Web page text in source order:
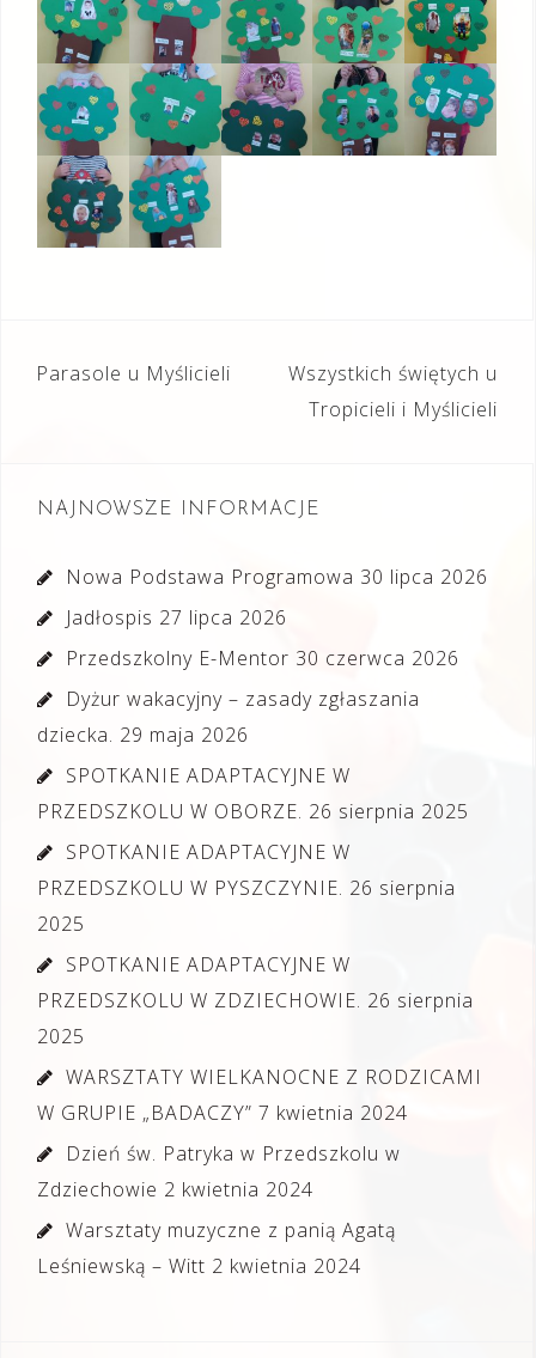
Nawigacja
Parasole u Myślicieli
Wszystkich świętych u
Tropicieli i Myślicieli
NAJNOWSZE INFORMACJE
Nowa Podstawa Programowa 30 lipca 2026
Jadłospis 27 lipca 2026
Przedszkolny E-Mentor 30 czerwca 2026
Dyżur wakacyjny – zasady zgłaszania
dziecka. 29 maja 2026
SPOTKANIE ADAPTACYJNE W
PRZEDSZKOLU W OBORZE. 26 sierpnia 2025
SPOTKANIE ADAPTACYJNE W
PRZEDSZKOLU W PYSZCZYNIE. 26 sierpnia
2025
SPOTKANIE ADAPTACYJNE W
PRZEDSZKOLU W ZDZIECHOWIE. 26 sierpnia
2025
WARSZTATY WIELKANOCNE Z RODZICAMI
W GRUPIE „BADACZY” 7 kwietnia 2024
Dzień św. Patryka w Przedszkolu w
Zdziechowie 2 kwietnia 2024
Warsztaty muzyczne z panią Agatą
Leśniewską – Witt 2 kwietnia 2024